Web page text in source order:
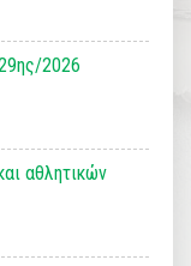
2026
αθλητικών